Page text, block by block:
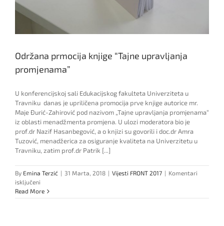
Održana prmocija knjige “Tajne upravljanja
promjenama”
U konferencijskoj sali Edukacijskog fakulteta Univerziteta u
Travniku danas je upriličena promocija prve knjige autorice mr.
Maje Đurić-Zahirović pod nazivom „Tajne upravljanja promjenama“
iz oblasti menadžmenta promjena. U ulozi moderatora bio je
prof.dr Nazif Hasanbegović, a o knjizi su govorili i doc.dr Amra
Tuzović, menadžerica za osiguranje kvaliteta na Univerzitetu u
Travniku, zatim prof.dr Patrik [...]
By Emina Terzić | 31 Marta, 2018 | Vijesti FRONT 2017 | Komentari
isključeni
Održana
prmocija
Read More